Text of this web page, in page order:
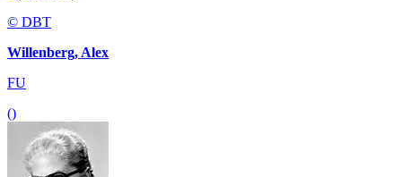
© DBT
Willenberg, Alex
FU
()